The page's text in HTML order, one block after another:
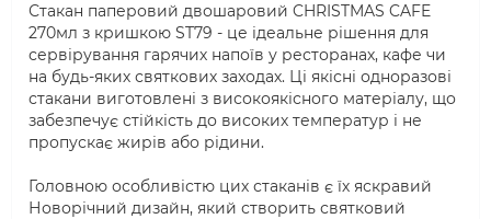
Стакан паперовий двошаровий CHRISTMAS CAFE
270мл з кришкою ST79 - це ідеальне рішення для
сервірування гарячих напоїв у ресторанах, кафе чи
на будь-яких святкових заходах. Ці якісні одноразові
стакани виготовлені з високоякісного матеріалу, що
забезпечує стійкість до високих температур і не
пропускає жирів або рідини.
Головною особливістю цих стаканів є їх яскравий
Новорічний дизайн, який створить святковий